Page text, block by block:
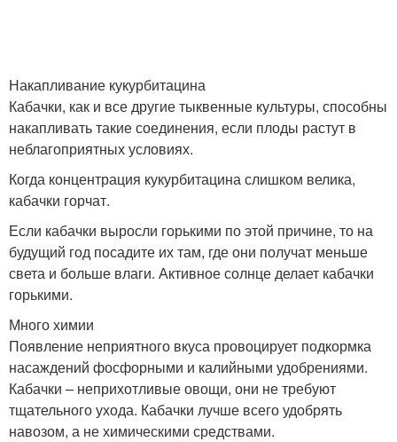
Накапливание кукурбитацина
Кабачки, как и все другие тыквенные культуры, способны
накапливать такие соединения, если плоды растут в
неблагоприятных условиях.
Когда концентрация кукурбитацина слишком велика,
кабачки горчат.
Если кабачки выросли горькими по этой причине, то на
будущий год посадите их там, где они получат меньше
света и больше влаги. Активное солнце делает кабачки
горькими.
Много химии
Появление неприятного вкуса провоцирует подкормка
насаждений фосфорными и калийными удобрениями.
Кабачки – неприхотливые овощи, они не требуют
тщательного ухода. Кабачки лучше всего удобрять
навозом, а не химическими средствами.